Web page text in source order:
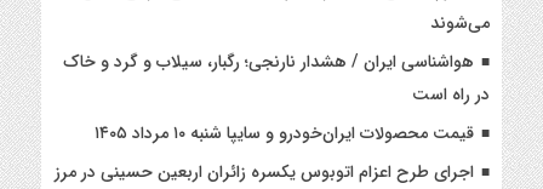
می‌شوند
هواشناسی ایران / هشدار نارنجی؛ رگبار، سیلاب و گرد و خاک
در راه است
قیمت محصولات ایران‌خودرو و سایپا شنبه ۱۰ مرداد ۱۴۰۵
اجرای طرح اعزام اتوبوس یکسره زائران اربعین حسینی در مرز